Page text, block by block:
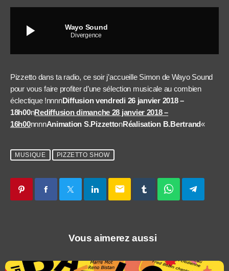
play_arrow Wayo Sound
Divergence
Pizzetto dans ta radio, ce soir j’accueille Simon de Wayo Sound
pour vous faire profiter d’une sélection musicale au combien
éclectique !nnnnDiffusion vendredi 26 janvier 2018 –
18h00nRediffusion dimanche 28 janvier 2018 –
16h00nnnnAnimation S.PizzettonRéalisation B.Bertrand«
MUSIQUE PIZZETTO SHOW
email
Vous aimerez aussi